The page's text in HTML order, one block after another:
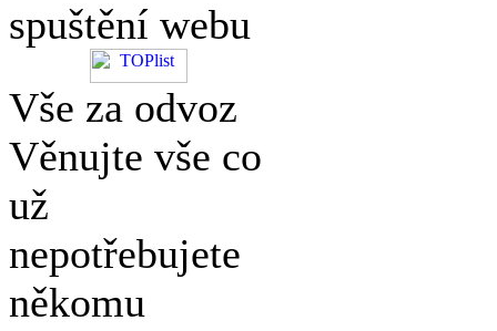
spuštění webu
Vše za odvoz
Věnujte vše co
už
nepotřebujete
někomu